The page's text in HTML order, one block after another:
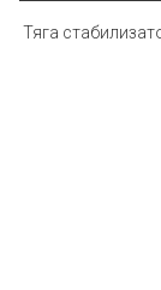
Тяга